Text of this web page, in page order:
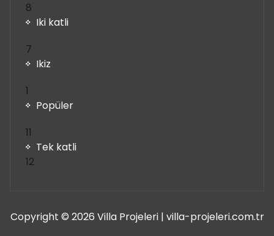
8
ürün
Iki katli
7
ürün
Ikiz
1
ürün
Popüler
11
ürün
Tek katli
1212
Copyright © 2026 Villa Projeleri | villa-projeleri.com.tr